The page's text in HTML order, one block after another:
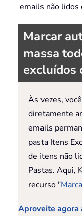
emails não lidos
Marcar
massa
excluídos
Às vezes,
diretamente
emails
pasta Itens
de itens não
Pastas. Aqui,
recurso "
Aproveite agora